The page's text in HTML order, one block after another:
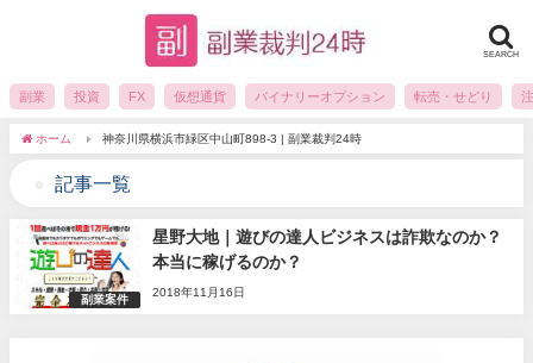
SEARCH
副業 投資 FX 仮想通貨 バイナリーオプション 転売・せどり
ホーム 神奈川県横浜市緑区中山町898-3 | 副業裁判24時
記事一覧
副業案件
星野大地｜遊びの達人ビジネスは詐欺なのか？
本当に稼げるのか？
2018年11月16日